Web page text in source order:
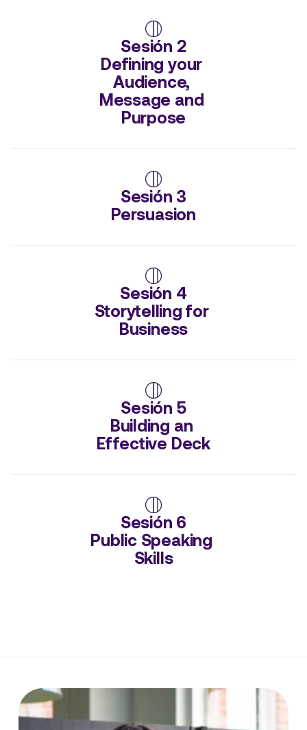
Sesión 2
Defining your
Audience,
Message and
Purpose
Sesión 3
Persuasion
Sesión 4
Storytelling for
Business
Sesión 5
Building an
Effective Deck
Sesión 6
Public Speaking
Skills